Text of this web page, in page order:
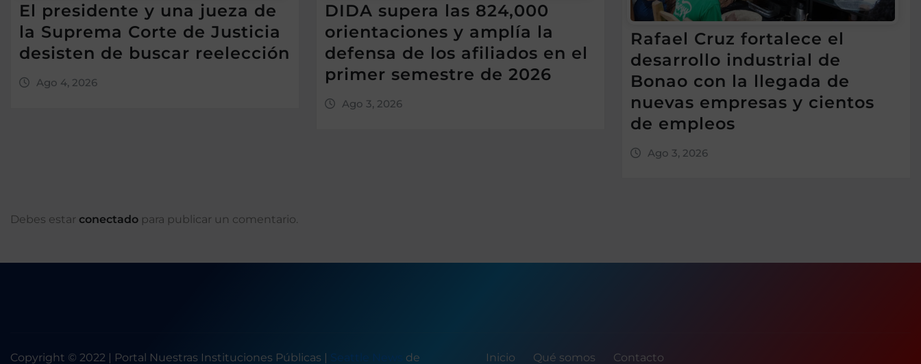
El presidente y una jueza de
la Suprema Corte de Justicia
desisten de buscar reelección
Ago 4, 2026
DIDA supera las 824,000
orientaciones y amplía la
defensa de los afiliados en el
primer semestre de 2026
Ago 3, 2026
Rafael Cruz fortalece el
desarrollo industrial de
Bonao con la llegada de
nuevas empresas y cientos
de empleos
Ago 3, 2026
Debes estar conectado para publicar un comentario.
Copyright © 2022 | Portal Nuestras Instituciones Públicas Seattle News de Inicio Qué somos Contacto